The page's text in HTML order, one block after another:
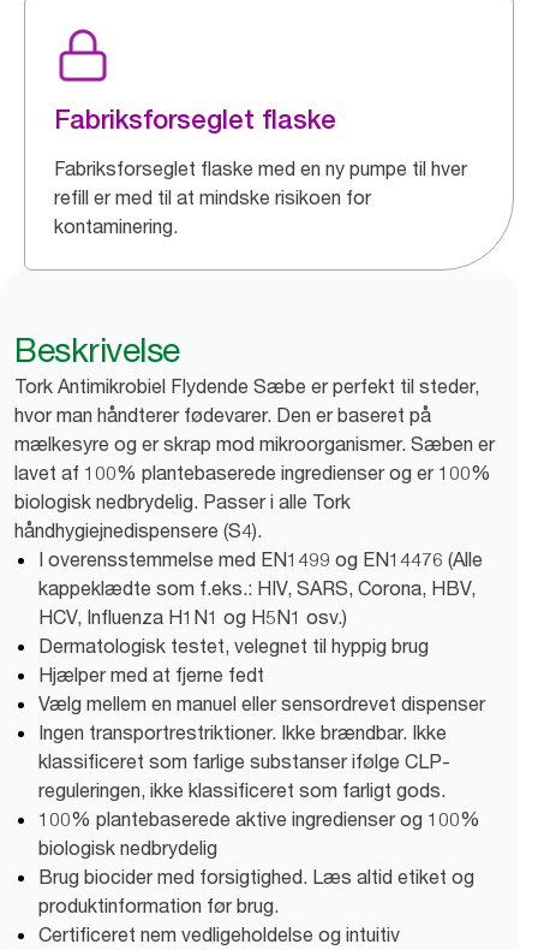
Fabriksforseglet flaske
Fabriksforseglet flaske med en ny pumpe til hver
refill er med til at mindske risikoen for
kontaminering.
Beskrivelse
Tork Antimikrobiel Flydende Sæbe er perfekt til steder,
hvor man håndterer fødevarer. Den er baseret på
mælkesyre og er skrap mod mikroorganismer. Sæben er
lavet af 100% plantebaserede ingredienser og er 100%
biologisk nedbrydelig. Passer i alle Tork
håndhygiejnedispensere (S4).
I overensstemmelse med EN1499 og EN14476 (Alle
kappeklædte som f.eks.: HIV, SARS, Corona, HBV,
HCV, Influenza H1N1 og H5N1 osv.)
Dermatologisk testet, velegnet til hyppig brug
Hjælper med at fjerne fedt
Vælg mellem en manuel eller sensordrevet dispenser
Ingen transportrestriktioner. Ikke brændbar. Ikke
klassificeret som farlige substanser ifølge CLP-
reguleringen, ikke klassificeret som farligt gods.
100% plantebaserede aktive ingredienser og 100%
biologisk nedbrydelig
Brug biocider med forsigtighed. Læs altid etiket og
produktinformation før brug.
Certificeret nem vedligeholdelse og intuitiv